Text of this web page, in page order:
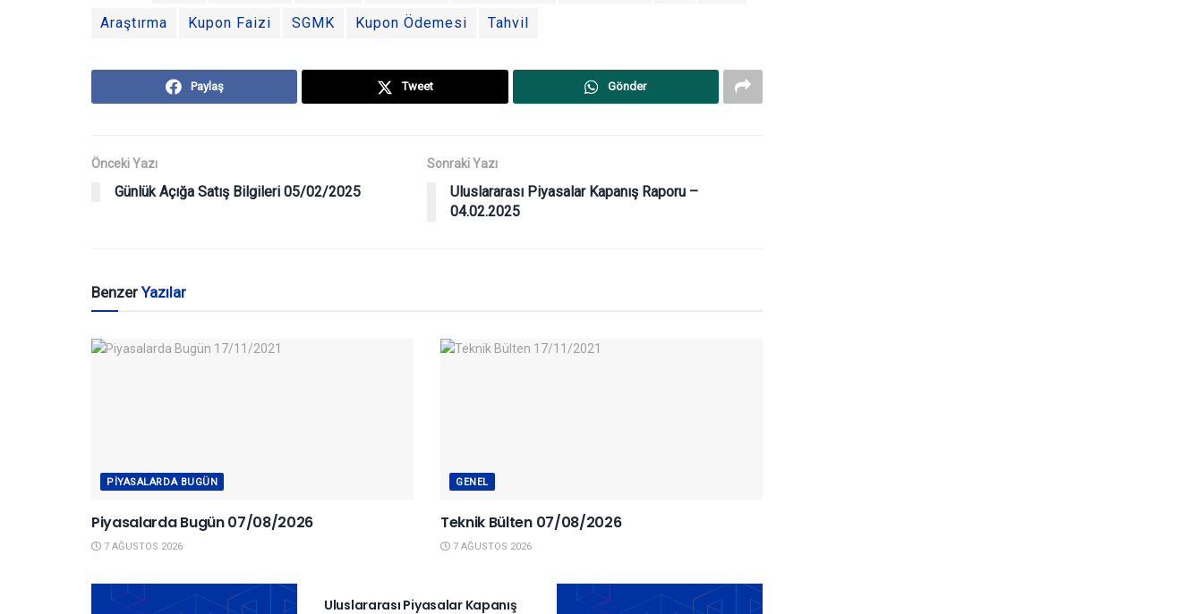
Araştırma Kupon Faizi SGMK Kupon Ödemesi Tahvil
Paylaş Tweet Gönder
Önceki Yazı
Günlük Açığa Satış Bilgileri 05/02/2025
Sonraki Yazı
Uluslararası Piyasalar Kapanış Raporu –
04.02.2025
BenzerYazılar
PIYASALARDA BUGÜN
Piyasalarda Bugün 07/08/2026
7 AĞUSTOS 2026
GENEL
Teknik Bülten 07/08/2026
7 AĞUSTOS 2026
Uluslararası Piyasalar Kapanış